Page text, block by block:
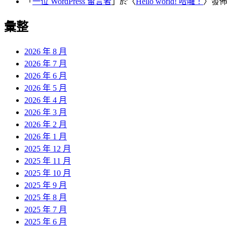
彙整
2026 年 8 月
2026 年 7 月
2026 年 6 月
2026 年 5 月
2026 年 4 月
2026 年 3 月
2026 年 2 月
2026 年 1 月
2025 年 12 月
2025 年 11 月
2025 年 10 月
2025 年 9 月
2025 年 8 月
2025 年 7 月
2025 年 6 月